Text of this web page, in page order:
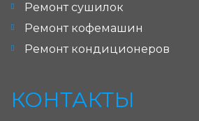
Ремонт сушилок
Ремонт кофемашин
Ремонт кондиционеров
КОНТАКТЫ